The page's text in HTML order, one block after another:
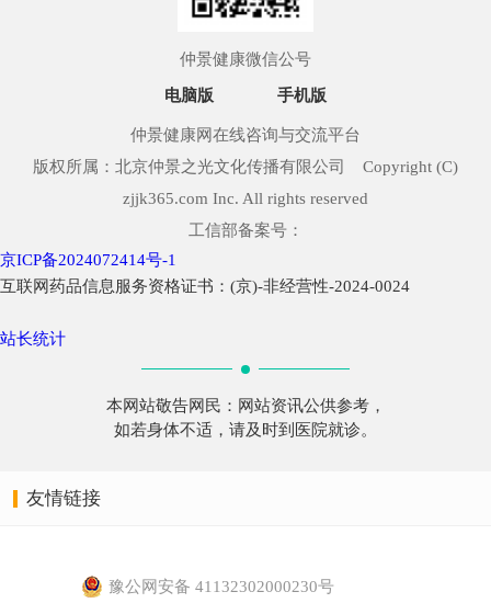
仲景健康微信公号
电脑版 手机版
仲景健康网在线咨询与交流平台
版权所属：北京仲景之光文化传播有限公司 Copyright (C)
zjjk365.com Inc. All rights reserved
工信部备案号：
京ICP备2024072414号-1
互联网药品信息服务资格证书：(京)-非经营性-2024-0024
站长统计
本网站敬告网民：网站资讯公供参考，
如若身体不适，请及时到医院就诊。
友情链接
豫公网安备 41132302000230号